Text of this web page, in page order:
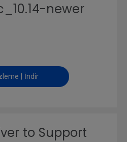
newer
| İndir
to Support